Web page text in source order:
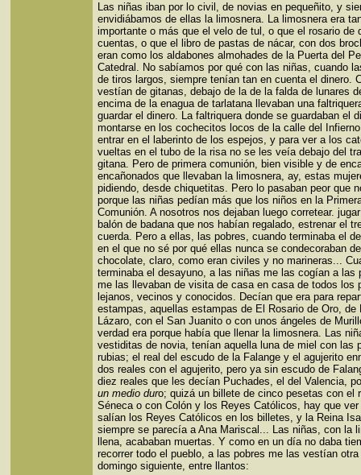
Las niñas iban por lo civil, de novias en pequeñito, y
envidiábamos de ellas la limosnera. La limosnera era
importante o más que el velo de tul, o que el rosario de
cuentas, o que el libro de pastas de nácar, con dos
eran como los aldabones almohades de la Puerta del
Catedral. No sabíamos por qué con las niñas, cuando
de tiros largos, siempre tenían tan en cuenta el dinero.
vestían de gitanas, debajo de la de la falda de lunares
encima de la enagua de tarlatana llevaban una
guardar el dinero. La faltriquera donde se guardaban el
montarse en los cochecitos locos de la calle del
entrar en el laberinto de los espejos, y para ver a los
vueltas en el tubo de la risa no se les veía debajo del
gitana. Pero de primera comunión, bien visible y de
encañonados que llevaban la limosnera, ay, estas
pidiendo, desde chiquetitas. Pero lo pasaban peor que
porque las niñas pedían más que los niños en la
Comunión. A nosotros nos dejaban luego corretear.
balón de badana que nos habían regalado, estrenar el
cuerda. Pero a ellas, las pobres, cuando terminaba el
en el que no sé por qué ellas nunca se condecoraban de
chocolate, claro, como eran civiles y no marineras...
terminaba el desayuno, a las niñas me las cogían a las
me las llevaban de visita de casa en casa de todos los
lejanos, vecinos y conocidos. Decían que era para
estampas, aquellas estampas de El Rosario de Oro, de
Lázaro, con el San Juanito o con unos ángeles de
verdad era porque había que llenar la limosnera. Las
vestiditas de novia, tenían aquella luna de miel con las
rubias; el real del escudo de la Falange y el agujerito
dos reales con el agujerito, pero ya sin escudo de
diez reales que les decían Puchades, el del Valencia,
un medio duro; quizá un billete de cinco pesetas con el
Séneca o con Colón y los Reyes Católicos, hay que ver
salían los Reyes Católicos en los billetes, y la Reina
siempre se parecía a Ana Mariscal... Las niñas, con la
llena, acababan muertas. Y como en un día no daba
recorrer todo el pueblo, a las pobres me las vestían
domingo siguiente, entre llantos: